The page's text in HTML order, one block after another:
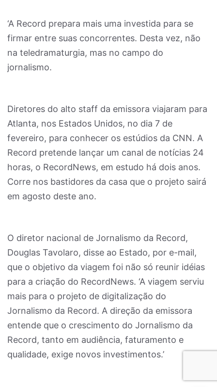
‘A Record prepara mais uma investida para se
firmar entre suas concorrentes. Desta vez, não
na teledramaturgia, mas no campo do
jornalismo.
Diretores do alto staff da emissora viajaram para
Atlanta, nos Estados Unidos, no dia 7 de
fevereiro, para conhecer os estúdios da CNN. A
Record pretende lançar um canal de notícias 24
horas, o RecordNews, em estudo há dois anos.
Corre nos bastidores da casa que o projeto sairá
em agosto deste ano.
O diretor nacional de Jornalismo da Record,
Douglas Tavolaro, disse ao Estado, por e-mail,
que o objetivo da viagem foi não só reunir idéias
para a criação do RecordNews. ‘A viagem serviu
mais para o projeto de digitalização do
Jornalismo da Record. A direção da emissora
entende que o crescimento do Jornalismo da
Record, tanto em audiência, faturamento e
qualidade, exige novos investimentos.’